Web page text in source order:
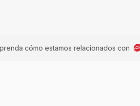
cómo estamos relacionados con